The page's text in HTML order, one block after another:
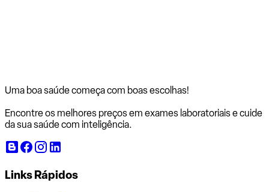
Uma boa saúde começa com boas escolhas!
Encontre os melhores preços em exames laboratoriais e cuide
da sua saúde com inteligência.
Links Rápidos